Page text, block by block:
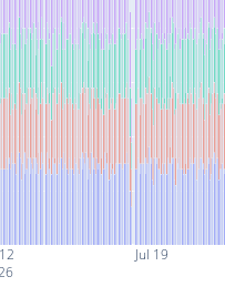
Jul 19